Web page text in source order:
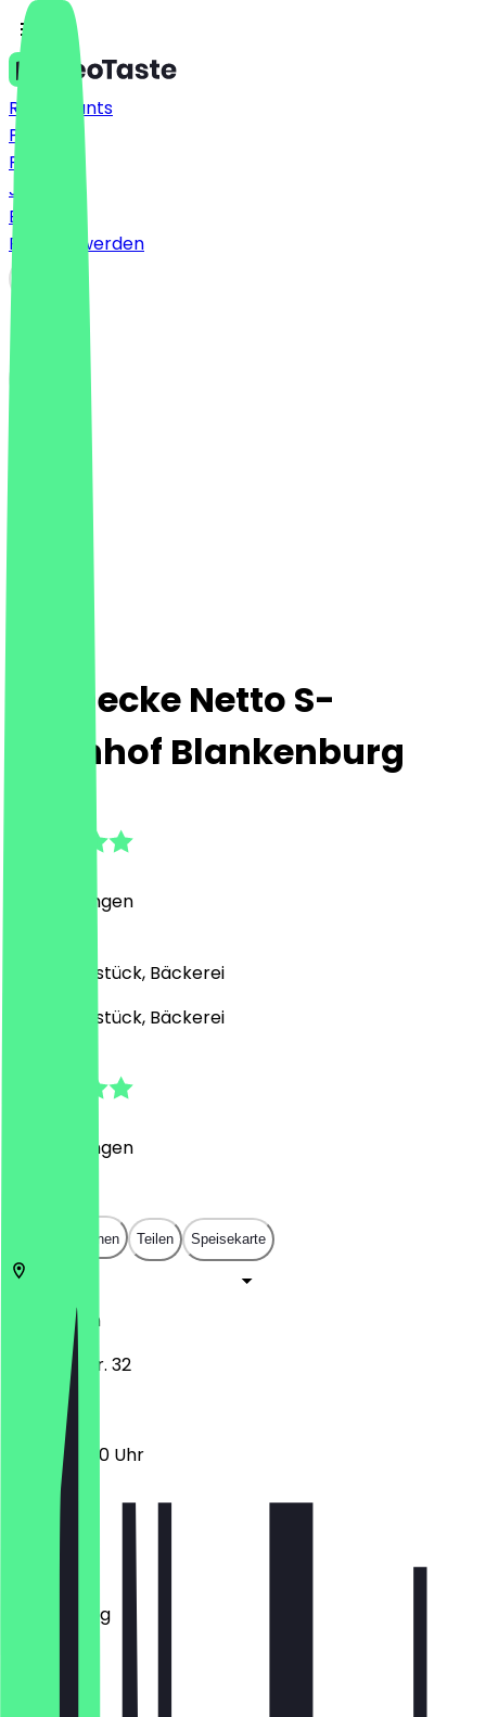
Restaurants
Preise
FAQ
Jobs
Blog
Partner werden
Steinecke Netto S-
Bahnhof Blankenburg
Bewertungen
Café, Frühstück, Bäckerei
Café, Frühstück, Bäckerei
Bewertungen
In App öffnen Teilen Speisekarte
Berlin
Bahnhofstr. 32
10:00 - 18:00 Uhr
Montag
Donnerstag